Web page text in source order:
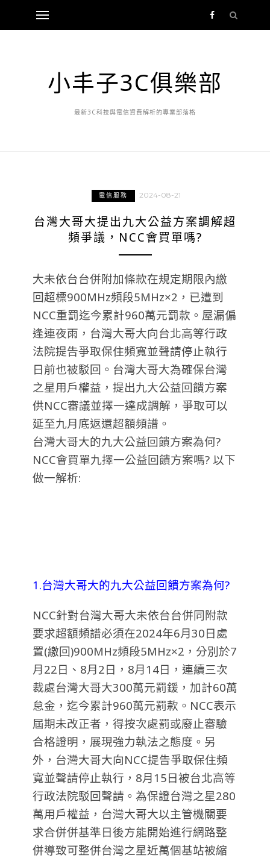
小丰子3C俱樂部
最新3C科技與電信資費解析的專業部落格
電信服務 2024-08-21
台灣大哥大提出九大公益方案調解超
頻爭議，NCC會買單嗎?
大未依台台併附加條款在規定期限內繳
回超標900MHz頻段5MHz×2，已遭到
NCC重罰迄今累計960萬元罰款。屋漏偏
逢連夜雨，台灣大哥大向台北高等行政
法院提告爭取保住頻寬並聲請停止執行
日前也被駁回。台灣大哥大為確保台灣
之星用戶權益，提出九大公益回饋方案
供NCC審議並擇一達成調解，爭取可以
延至九月底返還超額頻譜。
台灣大哥大的九大公益回饋方案為何?
NCC會買單九擇一公益回饋方案嗎? 以下
做一解析:
1.台灣大哥大的九大公益回饋方案為何?
NCC針對台灣大哥大未依台台併同附款
要求超額頻譜必須在2024年6月30日處
置(繳回)900MHz頻段5MHz×2，分別於7
月22日、8月2日，8月14日，連續三次
裁處台灣大哥大300萬元罰鍰，加計60萬
怠金，迄今累計960萬元罰款。NCC表示
屆期未改正者，得按次處罰或廢止審驗
合格證明，展現強力執法之態度。另
外，台灣大哥大向NCC提告爭取保住頻
寬並聲請停止執行，8月15日被台北高等
行政法院駁回聲請。為保證台灣之星280
萬用戶權益，台灣大哥大以主管機關要
求合併併基準日後方能開始進行網路整
併導致可整併台灣之星近萬個基站被縮